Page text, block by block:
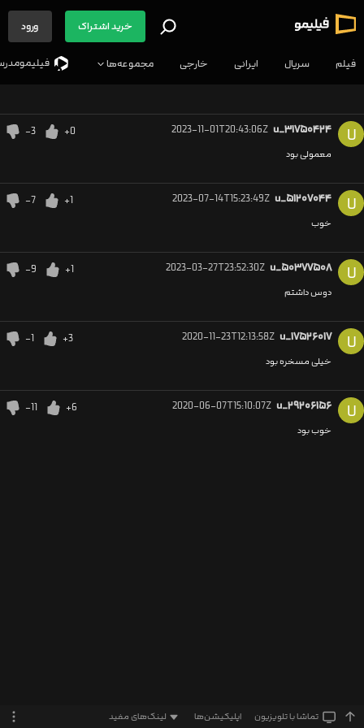
فیلم سریال ایرانی خارجی مجموعه‌ها
خرید اشتراک ورود
U u_۳۱۷۵۰۴۲۴ 2023-11-01T20:43:06Z
+0
-3
معمولی بود
U u_۵۱۲۰۷۰۴۴ 2023-07-14T15:23:49Z
+1
-7
خوب
U u_۵۰۳۷۷۵۰۸ 2023-03-27T23:52:30Z
+1
-9
دوس داشتم
U u_۱۷۵۲۶۰۱۷ 2020-11-23T12:13:58Z
+3
-1
خیلی مسخره بود
U u_۲۹۲۰۶۱۵۶ 2020-06-07T15:10:07Z
+6
-11
خوب بود
تماشا‌ با تلویزیون اپلیکیشن‌ها لینک‌های مفید